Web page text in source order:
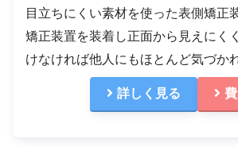
目立ちにくい素材を使った表側矯正
矯正装置を装着し正面から見えにく
けなければ他人にもほとんど気づか
詳しく見る